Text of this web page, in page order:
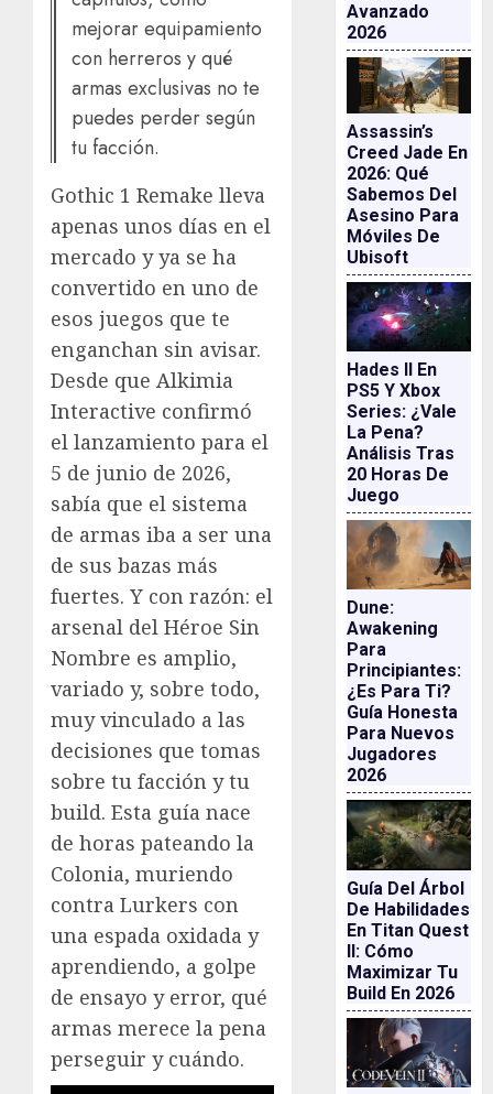
mejorar equipamiento
con herreros y qué
armas exclusivas no te
puedes perder según
tu facción.
Gothic 1 Remake lleva
apenas unos días en el
mercado y ya se ha
convertido en uno de
esos juegos que te
enganchan sin avisar.
Desde que Alkimia
Interactive confirmó
el lanzamiento para el
5 de junio de 2026,
sabía que el sistema
de armas iba a ser una
de sus bazas más
fuertes. Y con razón: el
arsenal del Héroe Sin
Nombre es amplio,
variado y, sobre todo,
muy vinculado a las
decisiones que tomas
sobre tu facción y tu
build. Esta guía nace
de horas pateando la
Colonia, muriendo
contra Lurkers con
una espada oxidada y
aprendiendo, a golpe
de ensayo y error, qué
armas merece la pena
perseguir y cuándo.
Avanzado
2026
Assassin’s
Creed Jade En
2026: Qué
Sabemos Del
Asesino Para
Móviles De
Ubisoft
Hades II En
PS5 Y Xbox
Series: ¿vale
La Pena?
Análisis Tras
20 Horas De
Juego
Dune:
Awakening
Para
Principiantes:
¿es Para Ti?
Guía Honesta
Para Nuevos
Jugadores
2026
Guía Del Árbol
De Habilidades
En Titan Quest
II: Cómo
Maximizar Tu
Build En 2026